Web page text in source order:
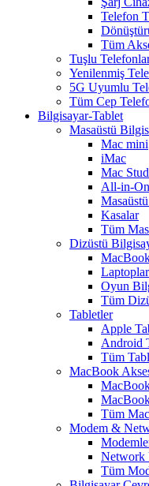
Telefon
Tüm
Tuşlu
Yenilenmiş
5G Uyumlu
Tüm Cep
Bilgisayar-Tablet
Masaüstü
Mac mini
iMac
Mac
All-in-
Kasalar
Tüm
Dizüstü
Laptoplar
Oyun
Tüm
Tabletler
Apple
Android
Tüm
MacBook
Tüm
Modem &
Network
Tüm